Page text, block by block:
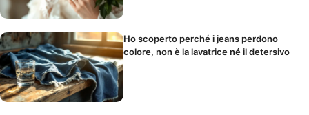
Ho scoperto perché i jeans perdono
colore, non è la lavatrice né il detersivo